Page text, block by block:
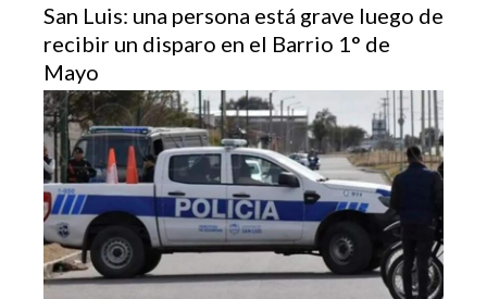
San Luis: una persona está grave luego de
recibir un disparo en el Barrio 1° de
Mayo